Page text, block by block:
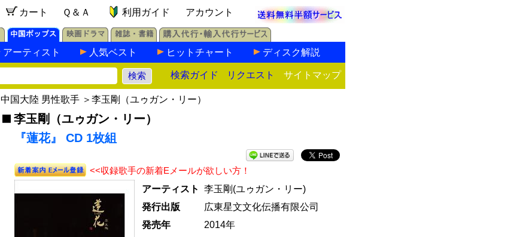
カート Ｑ＆Ａ 利用ガイド アカウント
アーティスト 人気ベスト ヒットチャート ディスク解説
検索ガイド リクエスト サイトマップ
中国大陸 男性歌手 ＞ 李玉剛（ユゥガン・リー）
李玉剛（ユゥガン・リー）
『蓮花』 CD 1枚組
<<収録歌手の新着Eメールが欲しい方！
アーティスト
李玉剛(ユゥガン・リー)
発行出版
広東星文文化伝播有限公司
発売年
2014年